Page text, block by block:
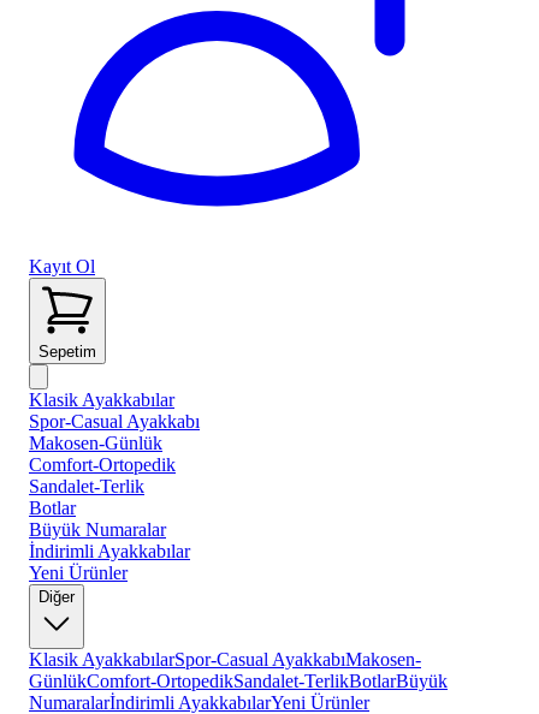
Kayıt Ol
Sepetim
Klasik Ayakkabılar
Spor-Casual Ayakkabı
Makosen-Günlük
Comfort-Ortopedik
Sandalet-Terlik
Botlar
Büyük Numaralar
İndirimli Ayakkabılar
Yeni Ürünler
Diğer
Klasik AyakkabılarSpor-Casual AyakkabıMakosen-
GünlükComfort-OrtopedikSandalet-TerlikBotlarBüyük
Numaralarİndirimli AyakkabılarYeni Ürünler